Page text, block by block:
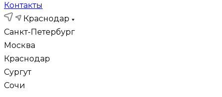
Контакты
Краснодар
Санкт-Петербург
Москва
Краснодар
Сургут
Сочи